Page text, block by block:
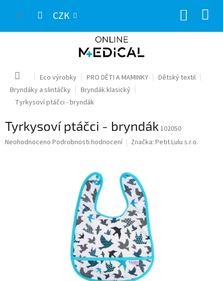
CZK
Domů Eco výrobky PRO DĚTI A MAMINKY
Dětský textil
Bryndáky a slintáčky
Bryndák klasický
Tyrkysoví ptáčci - bryndák
Tyrkysoví ptáčci - bryndák 102050
Průměrné
Neohodnoceno Podrobnosti hodnocení Značka: Petit Lulu s.r.o.